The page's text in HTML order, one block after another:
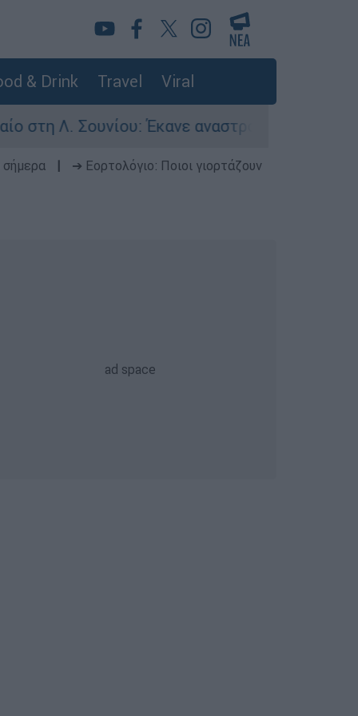
& Drink Travel Viral
Σουνίου: Έκανε αναστροφή ο οδηγός - Σοβαρά
➔ Εορτολόγιο: Ποιοι γιορτάζουν